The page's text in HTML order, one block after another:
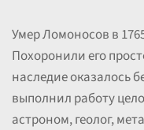
Умер Ломоносов в
Похоронили его
наследие оказалось
выполнил работу
астроном, геолог,